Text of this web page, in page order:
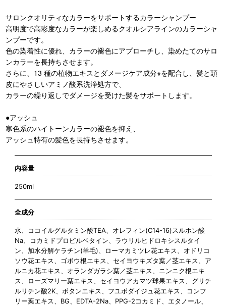
サロンクオリティなカラーをサポートするカラーシャンプー
高明度で高彩度なカラーが楽しめるクオルシアラインのカラーシャ
ンプーです。
色の染着性に優れ、カラーの褪色にアプローチし、染めたてのサロ
ンカラーを長持ちさせます。
さらに、13 種の植物エキスとダメージケア成分※を配合し、髪と頭
皮にやさしいアミノ酸系洗浄処方で、
カラーの繰り返しでダメージを受けた髪をサポートします。
●アッシュ
寒色系のハイトーンカラーの褪色を抑え、
アッシュ特有の髪色を長持ちさせます。
内容量
250ml
全成分
水、ココイルグルタミン酸TEA、オレフィン(C14-16)スルホン酸
Na、コカミドプロピルベタイン、ラウリルヒドロキシスルタイ
ン、加水分解ケラチン(羊毛)、ローマカミツレ花エキス、オドリコ
ソウ花エキス、ゴボウ根エキス、セイヨウキズタ葉／茎エキス、ア
ルニカ花エキス、オランダガラシ葉／茎エキス、ニンニク根エキ
ス、ローズマリー葉エキス、セイヨウアカマツ球果エキス、グリチ
ルリチン酸2K、ボタンエキス、フユボダイジュ花エキス、コンフ
リー葉エキス、BG、EDTA-2Na、PPG-2コカミド、エタノール、